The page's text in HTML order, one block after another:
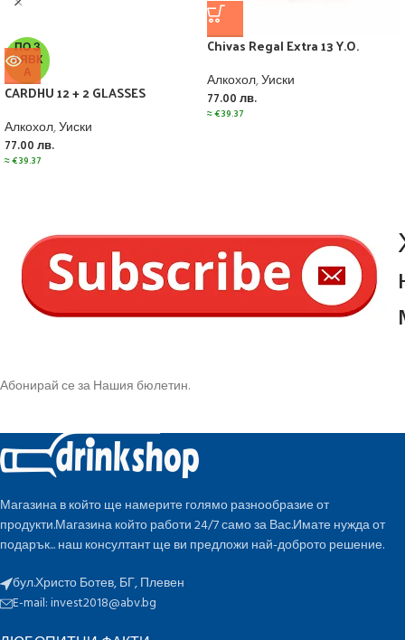
ПО З
АЯВК
А
CARDHU 12 + 2 GLASSES
Алкохол,Уиски
77.00 лв.
≈€39.37
Chivas Regal Extra 13 Y.O.
Алкохол,Уиски
77.00 лв.
≈€39.37
Абонирай се за Нашия бюлетин.
Магазина в който ще намерите голямо разнообразие от
продукти.Магазина който работи 24/7 само за Вас.Имате нужда от
подарък... наш консултант ще ви предложи най-доброто решение.
бул.Христо Ботев, БГ, Плевен
E-mail:invest2018@abv.bg